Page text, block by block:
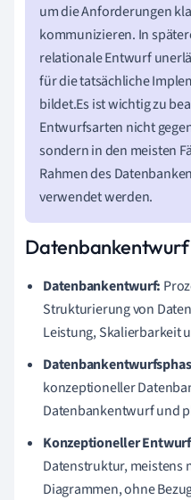
um die Anforderungen
kommunizieren. In
relationale Entwurf
für die tatsächliche
bildet.Es ist wichtig zu
Entwurfsarten nicht
sondern in den meisten
Rahmen des
verwendet werden.
Datenbankentwurf:
Strukturierung von
Leistung, Skalierbarkeit
konzeptioneller
Datenbankentwurf und
Konzeptioneller
Datenstruktur, meistens
Diagrammen, ohne